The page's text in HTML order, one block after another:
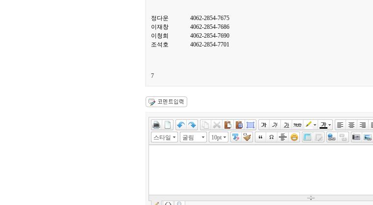
정다운
4062-2854-7675
이재창
4062-2854-7686
이청희
4062-2854-7690
조석호
4062-2854-7701
7
스타일 굴림 10pt